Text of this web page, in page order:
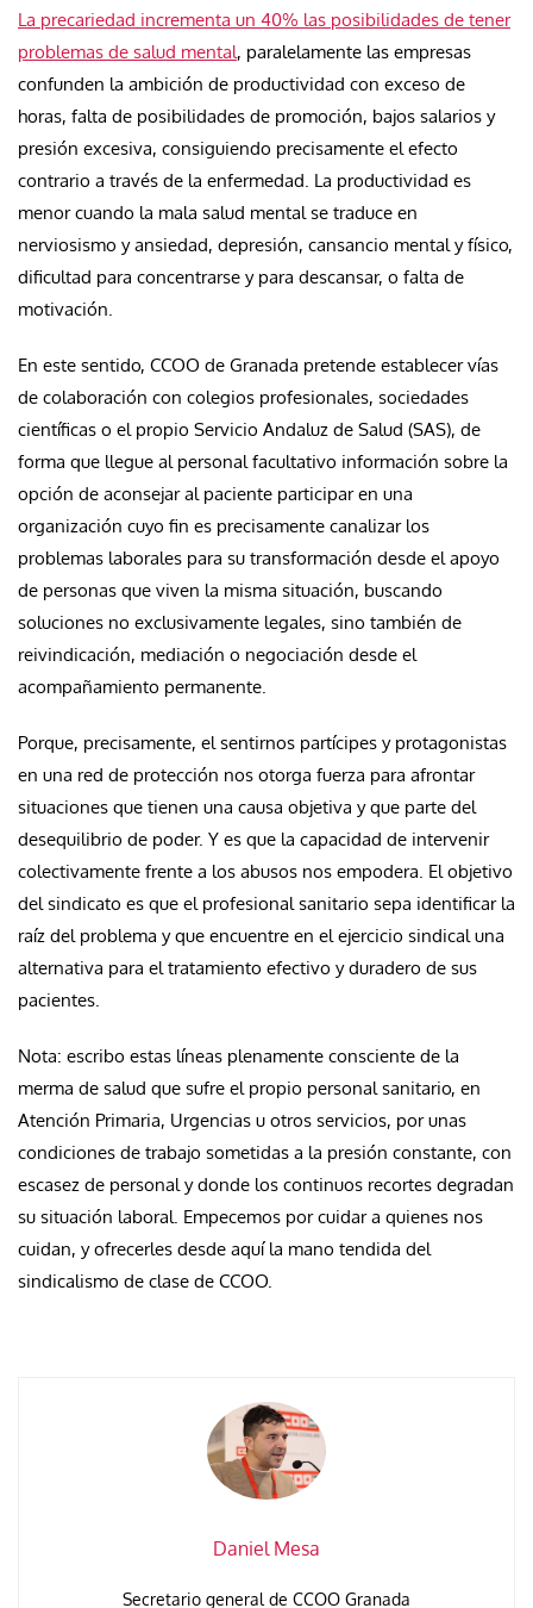
La precariedad incrementa un 40% las posibilidades de tener
problemas de salud mental, paralelamente las empresas
confunden la ambición de productividad con exceso de
horas, falta de posibilidades de promoción, bajos salarios y
presión excesiva, consiguiendo precisamente el efecto
contrario a través de la enfermedad. La productividad es
menor cuando la mala salud mental se traduce en
nerviosismo y ansiedad, depresión, cansancio mental y físico,
dificultad para concentrarse y para descansar, o falta de
motivación.
En este sentido, CCOO de Granada pretende establecer vías
de colaboración con colegios profesionales, sociedades
científicas o el propio Servicio Andaluz de Salud (SAS), de
forma que llegue al personal facultativo información sobre la
opción de aconsejar al paciente participar en una
organización cuyo fin es precisamente canalizar los
problemas laborales para su transformación desde el apoyo
de personas que viven la misma situación, buscando
soluciones no exclusivamente legales, sino también de
reivindicación, mediación o negociación desde el
acompañamiento permanente.
Porque, precisamente, el sentirnos partícipes y protagonistas
en una red de protección nos otorga fuerza para afrontar
situaciones que tienen una causa objetiva y que parte del
desequilibrio de poder. Y es que la capacidad de intervenir
colectivamente frente a los abusos nos empodera. El objetivo
del sindicato es que el profesional sanitario sepa identificar la
raíz del problema y que encuentre en el ejercicio sindical una
alternativa para el tratamiento efectivo y duradero de sus
pacientes.
Nota: escribo estas líneas plenamente consciente de la
merma de salud que sufre el propio personal sanitario, en
Atención Primaria, Urgencias u otros servicios, por unas
condiciones de trabajo sometidas a la presión constante, con
escasez de personal y donde los continuos recortes degradan
su situación laboral. Empecemos por cuidar a quienes nos
cuidan, y ofrecerles desde aquí la mano tendida del
sindicalismo de clase de CCOO.
Daniel Mesa
Secretario general de CCOO Granada